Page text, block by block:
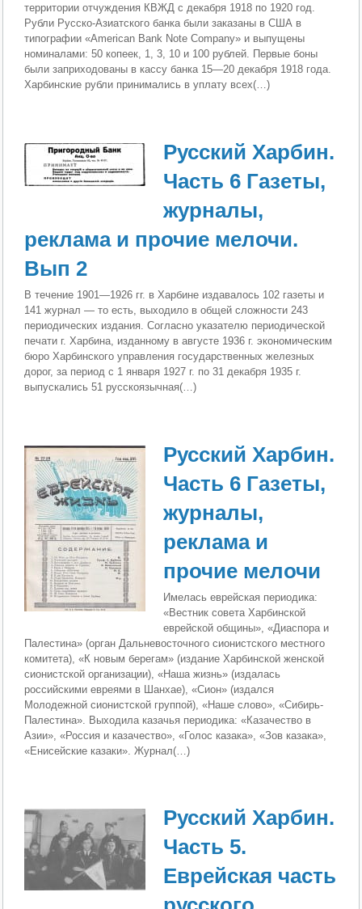
территории отчуждения КВЖД с декабря 1918 по 1920 год.
Рубли Русско-Азиатского банка были заказаны в США в
типографии «American Bank Note Company» и выпущены
номиналами: 50 копеек, 1, 3, 10 и 100 рублей. Первые боны
были заприходованы в кассу банка 15—20 декабря 1918 года.
Харбинские рубли принимались в уплату всех(…)
Русский Харбин.
Часть 6 Газеты,
журналы,
реклама и прочие мелочи.
Вып 2
В течение 1901—1926 гг. в Харбине издавалось 102 газеты и
141 журнал — то есть, выходило в общей сложности 243
периодических издания. Согласно указателю периодической
печати г. Харбина, изданному в августе 1936 г. экономическим
бюро Харбинского управления государственных железных
дорог, за период с 1 января 1927 г. по 31 декабря 1935 г.
выпускались 51 русскоязычная(…)
Русский Харбин.
Часть 6 Газеты,
журналы,
реклама и
прочие мелочи
Имелась еврейская периодика:
«Вестник совета Харбинской
еврейской общины», «Диаспора и
Палестина» (орган Дальневосточного сионистского местного
комитета), «К новым берегам» (издание Харбинской женской
сионистской организации), «Наша жизнь» (издалась
российскими евреями в Шанхае), «Сион» (издался
Молодежной сионистской группой), «Наше слово», «Сибирь-
Палестина». Выходила казачья периодика: «Казачество в
Азии», «Россия и казачество», «Голос казака», «Зов казака»,
«Енисейские казаки». Журнал(…)
Русский Харбин.
Часть 5.
Еврейская часть